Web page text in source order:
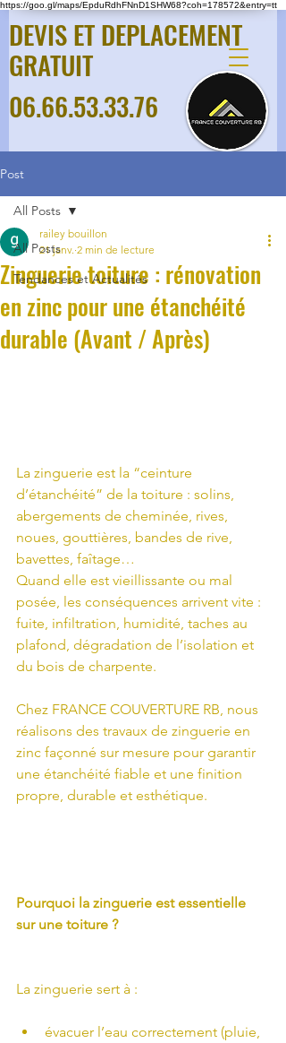
https://goo.gl/maps/EpduRdhFNnD1SHW68?coh=178572&entry=tt
DEVIS ET DEPLACEMENT
GRATUIT
06.66.53.33.76
Post
All Posts
Tendances et Actualités
All Posts
Zinguerie toiture : rénovation
en zinc pour une étanchéité
durable (Avant / Après)
railey bouillon
21 janv. 2 min de lecture
La zinguerie est la “ceinture
d’étanchéité” de la toiture : solins,
abergements de cheminée, rives,
noues, gouttières, bandes de rive,
bavettes, faîtage…
Quand elle est vieillissante ou mal
posée, les conséquences arrivent vite :
fuite, infiltration, humidité, taches au
plafond, dégradation de l’isolation et
du bois de charpente.
Chez FRANCE COUVERTURE RB, nous
réalisons des travaux de zinguerie en
zinc façonné sur mesure pour garantir
une étanchéité fiable et une finition
propre, durable et esthétique.
Pourquoi la zinguerie est essentielle
sur une toiture ?
La zinguerie sert à :
évacuer l’eau correctement (pluie,